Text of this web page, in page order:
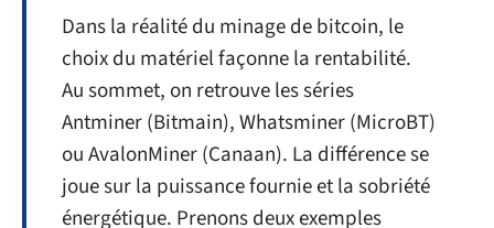
Dans la réalité du minage de bitcoin, le
choix du matériel façonne la rentabilité.
Au sommet, on retrouve les séries
Antminer (Bitmain), Whatsminer (MicroBT)
ou AvalonMiner (Canaan). La différence se
joue sur la puissance fournie et la sobriété
énergétique. Prenons deux exemples